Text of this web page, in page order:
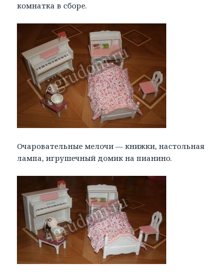
комнатка в сборе.
Очаровательные мелочи — книжки, настольная
лампа, игрушечный домик на пианино.